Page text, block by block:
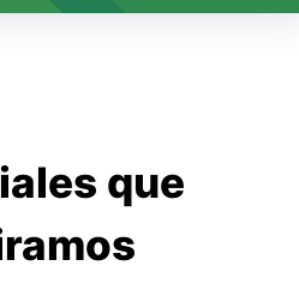
que